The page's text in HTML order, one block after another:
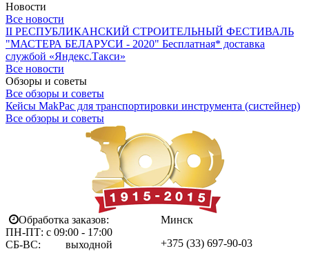
Новости
Все новости
II РЕСПУБЛИКАНСКИЙ СТРОИТЕЛЬНЫЙ ФЕСТИВАЛЬ
"МАСТЕРА БЕЛАРУСИ - 2020" Бесплатная* доставка
службой «Яндекс.Такси»
Все новости
Обзоры и советы
Все обзоры и советы
Кейсы MakPac для транспортировки инструмента (систейнер)
Все обзоры и советы
Обработка заказов:
ПН-ПТ: с 09:00 - 17:00
СБ-ВС: выходной
Минск
+375 (33) 697-90-03